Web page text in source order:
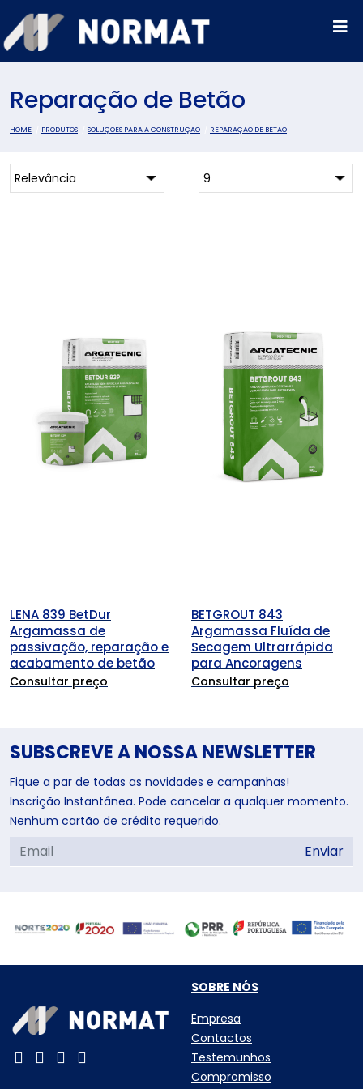
Reparação de Betão
HOME PRODUTOS SOLUÇÕES PARA A CONSTRUÇÃO REPARAÇÃO DE BETÃO
LENA 839 BetDur
Argamassa de
passivação, reparação e
acabamento de betão
Consultar preço
BETGROUT 843
Argamassa Fluída de
Secagem Ultrarrápida
para Ancoragens
Consultar preço
SUBSCREVE A NOSSA NEWSLETTER
Fique a par de todas as novidades e campanhas!
Inscrição Instantânea. Pode cancelar a qualquer momento.
Nenhum cartão de crédito requerido.
Enviar
SOBRE NÓS
Empresa
Contactos
Testemunhos
Compromisso